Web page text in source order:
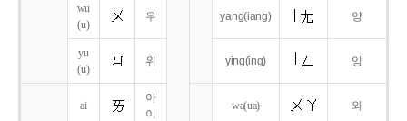
wu
(u)
우 yang(iang) 양
yu
(u)
위 ying(ing) 잉
ai
아
이
wa(ua) 와